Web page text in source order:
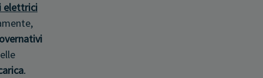
elettrici
.